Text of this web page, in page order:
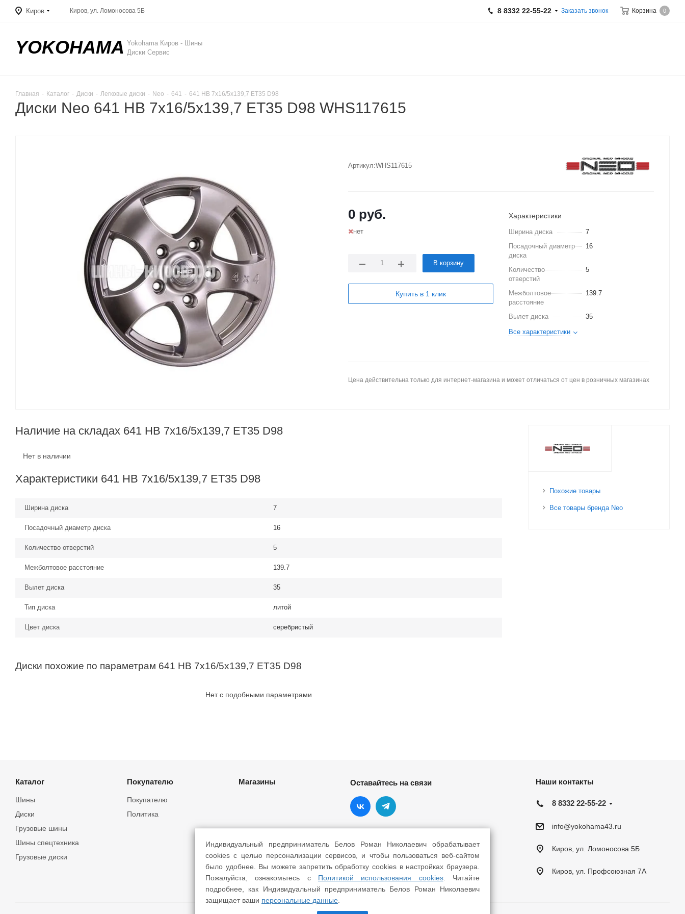
Киров Корзина 0
Киров, ул. Ломоносова 5Б 8 8332 22-55-22 Заказать звонок
YOKOHAMA Yokohama Киров - Шины
Диски Сервис
Главная - Каталог - Диски - Легковые диски - Neo - 641 - 641 HB 7x16/5x139,7 ET35 D98
Диски Neo 641 HB 7x16/5x139,7 ET35 D98 WHS117615
Артикул:WHS117615
0 руб.
нет
В корзину
Купить в 1 клик
Характеристики
Ширина диска
7
Посадочный диаметр
диска
16
Количество
отверстий
5
Межболтовое
расстояние
139.7
Вылет диска
35
Все характеристики
Цена действительна только для интернет-магазина и может отличаться от цен в розничных магазинах
Наличие на складах 641 HB 7x16/5x139,7 ET35 D98
Нет в наличии
Характеристики 641 HB 7x16/5x139,7 ET35 D98
Ширина диска 7
Посадочный диаметр диска 16
Количество отверстий 5
Межболтовое расстояние 139.7
Вылет диска 35
Тип диска литой
Цвет диска серебристый
Диски похожие по параметрам 641 HB 7x16/5x139,7 ET35 D98
Нет с подобными параметрами
Похожие товары
Все товары бренда Neo
Каталог
Шины
Грузовые шины
Шины спецтехника
Диски
Грузовые диски
Покупателю
Покупателю
Политика
Магазины Оставайтесь на связи Наши контакты
8 8332 22-55-22
info@yokohama43.ru
Киров, ул. Ломоносова 5Б
Киров, ул. Профсоюзная 7А
Индивидуальный предприниматель Белов Роман Николаевич обрабатывает
cookies с целью персонализации сервисов, и чтобы пользоваться веб-сайтом
было удобнее. Вы можете запретить обработку cookies в настройках браузера.
Пожалуйста, ознакомьтесь с Политикой использования cookies. Читайте
подробнее, как Индивидуальный предприниматель Белов Роман Николаевич
защищает ваши персональные данные